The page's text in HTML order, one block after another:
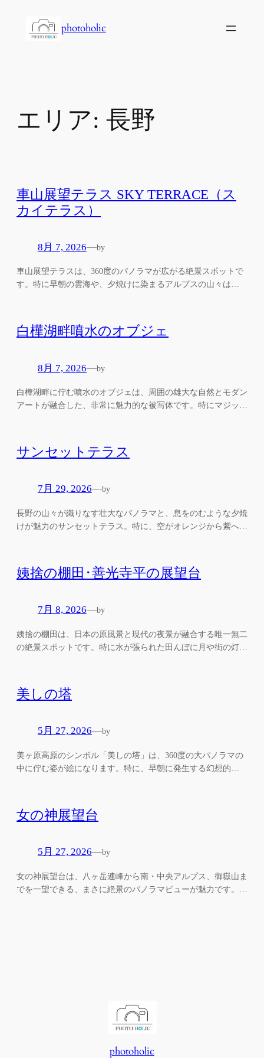
photoholic
エリア: 長野
車山展望テラス SKY TERRACE（ス
カイテラス）
8月 7, 2026—by
車山展望テラスは、360度のパノラマが広がる絶景スポットで
す。特に早朝の雲海や、夕焼けに染まるアルプスの山々は…
白樺湖畔噴水のオブジェ
8月 7, 2026—by
白樺湖畔に佇む噴水のオブジェは、周囲の雄大な自然とモダン
アートが融合した、非常に魅力的な被写体です。特にマジッ…
サンセットテラス
7月 29, 2026—by
長野の山々が織りなす壮大なパノラマと、息をのむような夕焼
けが魅力のサンセットテラス。特に、空がオレンジから紫へ…
姨捨の棚田･善光寺平の展望台
7月 8, 2026—by
姨捨の棚田は、日本の原風景と現代の夜景が融合する唯一無二
の絶景スポットです。特に水が張られた田んぼに月や街の灯…
美しの塔
5月 27, 2026—by
美ヶ原高原のシンボル「美しの塔」は、360度の大パノラマの
中に佇む姿が絵になります。特に、早朝に発生する幻想的…
女の神展望台
5月 27, 2026—by
女の神展望台は、八ヶ岳連峰から南・中央アルプス、御嶽山ま
でを一望できる、まさに絶景のパノラマビューが魅力です。…
photoholic